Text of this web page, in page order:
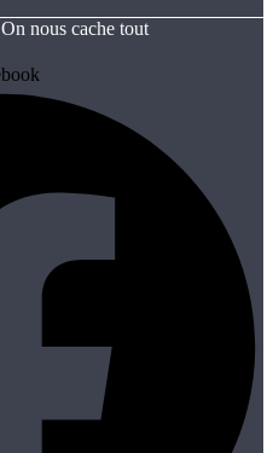
nous cache tout